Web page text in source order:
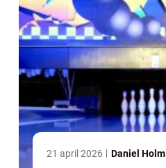
21 april 2026 Daniel Holm